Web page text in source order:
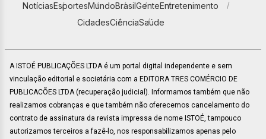
NotíciasEsportesMundoBrasilGenteEntretenimento
CidadesCiênciaSaúde
A ISTOÉ PUBLICAÇÕES LTDA é um portal digital independente e sem
vinculação editorial e societária com a EDITORA TRES COMÉRCIO DE
PUBLICACÕES LTDA (recuperação judicial). Informamos também que não
realizamos cobranças e que também não oferecemos cancelamento do
contrato de assinatura da revista impressa de nome ISTOÉ, tampouco
autorizamos terceiros a fazê-lo, nos responsabilizamos apenas pelo